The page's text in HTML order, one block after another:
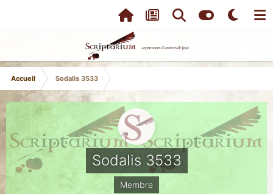
Accueil Sodalis 3533
Sodalis 3533
Membre